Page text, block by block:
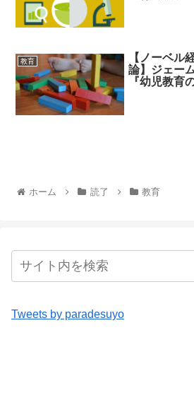
教育
【ノーベル
論】ジェー
『幼児教育
ホーム 読了 教育
Tweets by paradesuyo